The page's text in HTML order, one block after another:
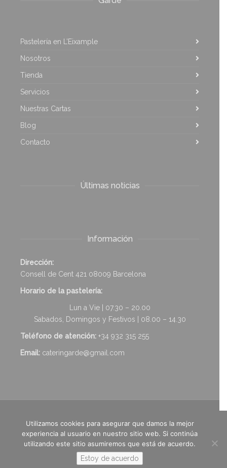
Pastelería en L’Eixample
Nosotros
Tienda
Servicios
Nuestras Cartas
Blog
Contacto
Últimas noticias
Información
Dirección:
Consell de Cent 421 08009 Barcelona
Horario de la pastelería:
Lun a Vie | 07.30 – 20.00
Sabados, Domingos y Festivos | 08.00 – 14.30
Teléfono de atención: +34 932 315 255
Email: cateringarde@gmail.com
Términos y condiciones -©2026 Pasteleria Garde · Diseño &
Desarrollo Web‹e-div›Solutions
Utilizamos cookies para asegurar que damos la mejor
experiencia al usuario en nuestro sitio web. Si continúa
utilizando este sitio asumiremos que está de acuerdo.
Estoy de acuerdo